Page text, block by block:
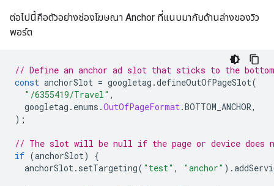
ต่อไปนี้คือตัวอย่างช่องโฆษณา Anchor ที่แนบมากับด้านล่างของวิว
พอร์ต
// Define an anchor ad slot that sticks to the
const anchorSlot = googletag .defineOutOfPageSlot(
"/6355419/Travel" ,
googletag . enums .OutOfPageFormat.BOTTOM_ANCHOR,
);
// The slot will be null if the page or device does
if (anchorSlot)
{
anchorSlot. setTargeting( "test" , "anchor" ).